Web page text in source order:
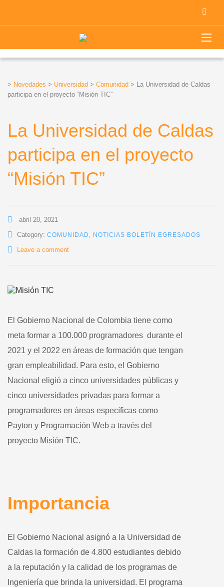
> Novedades > Universidad > Comunidad > La Universidad de Caldas
participa en el proyecto “Misión TIC”
La Universidad de Caldas
participa en el proyecto
“Misión TIC”
abril 20, 2021
Category: COMUNIDAD , NOTICIAS BOLETÍN EGRESADOS
Leave a comment
El Gobierno Nacional de Colombia tiene como
meta formar a 100.000 programadores durante el
2021 y el 2022 en áreas de formación que tengan
gran empleabilidad. Para esto, el Gobierno
Nacional eligió a cinco universidades públicas y
cinco universidades privadas para formar a
programadores en áreas específicas como
Payton y Programación Web a través del
proyecto Misión TIC.
Importancia
El Gobierno Nacional asignó a la Universidad de
Caldas la formación de 4.800 estudiantes debido
a la reputación y la calidad de los programas de
Ingeniería que brinda la universidad. El programa